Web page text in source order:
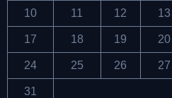
10 11 12 13
17 18 19 20
24 25 26 27
31